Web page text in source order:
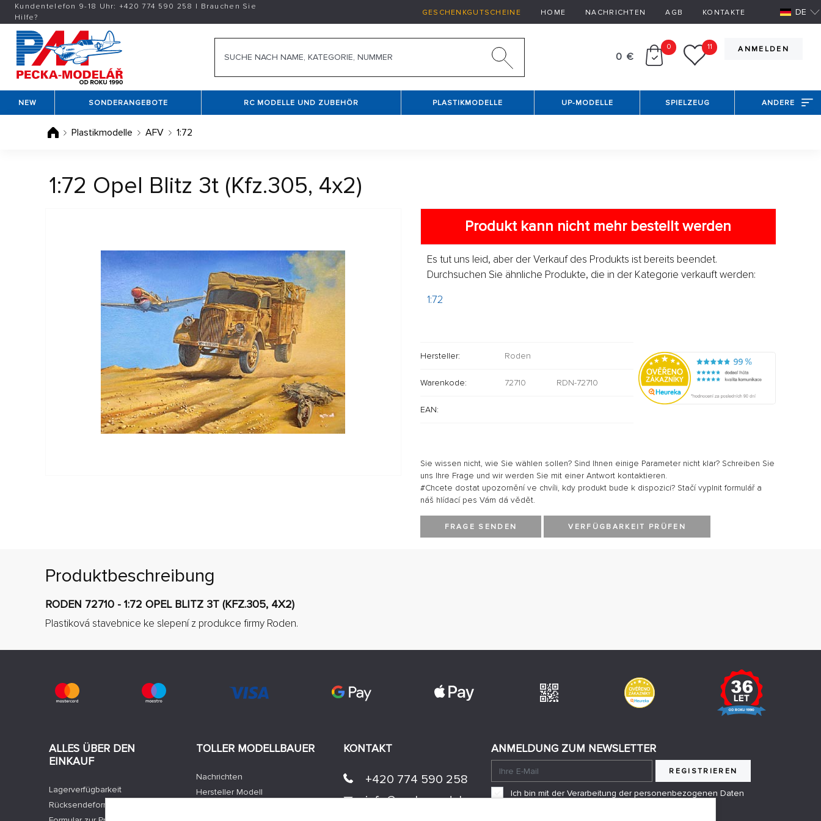
Kundentelefon 9-18 Uhr: +420774 590 258 | Brauchen Sie
Hilfe?
GESCHENKGUTSCHEINE HOME NACHRICHTEN AGB KONTAKTE DE
ANMELDEN
0 €
0 11
NEW SONDERANGEBOTE RC MODELLE UND ZUBEHÖR PLASTIKMODELLE UP-MODELLE SPIELZEUG ANDERE
Plastikmodelle AFV 1:72
1:72 Opel Blitz 3t (Kfz.305, 4x2)
Produkt kann nicht mehr bestellt werden
Es tut uns leid, aber der Verkauf des Produkts ist bereits beendet.
Durchsuchen Sie ähnliche Produkte, die in der Kategorie verkauft werden:
1:72
Hersteller: Roden
Warenkode: 72710 RDN-72710
EAN:
Sie wissen nicht, wie Sie wählen sollen? Sind Ihnen einige Parameter nicht klar? Schreiben Sie
uns Ihre Frage und wir werden Sie mit einer Antwort kontaktieren.
#Chcete dostat upozornění ve chvíli, kdy produkt bude k dispozici? Stačí vyplnit formulář a
náš hlídací pes Vám dá vědět.
FRAGE SENDEN VERFÜGBARKEIT PRÜFEN
Produktbeschreibung
RODEN 72710 - 1:72 OPEL BLITZ 3T (KFZ.305, 4X2)
Plastiková stavebnice ke slepení z produkce firmy Roden.
ALLES ÜBER DEN
EINKAUF
Lagerverfügbarkeit
Rücksendeformular
TOLLER MODELLBAUER
Nachrichten
Hersteller Modell
KONTAKT
+420 774 590 258
info@peckamodel.cz
ANMELDUNG ZUM NEWSLETTER
REGISTRIEREN
Ich bin mit der Verarbeitung der personenbezogenen Daten